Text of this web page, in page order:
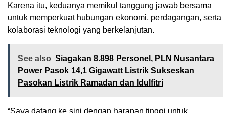
Karena itu, keduanya memikul tanggung jawab bersama
untuk memperkuat hubungan ekonomi, perdagangan, serta
kolaborasi teknologi yang berkelanjutan.
See also Siagakan 8.898 Personel, PLN Nusantara
Power Pasok 14,1 Gigawatt Listrik Sukseskan
Pasokan Listrik Ramadan dan Idulfitri
“Saya datang ke sini dengan harapan tinggi untuk